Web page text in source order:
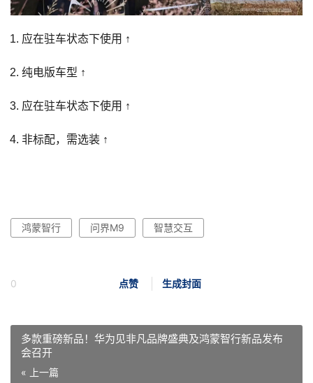
应在驻车状态下使用 ↑
纯电版车型 ↑
应在驻车状态下使用 ↑
非标配，需选装 ↑
鸿蒙智行 问界M9 智慧交互
点赞 生成封面
0
多款重磅新品！华为见非凡品牌盛典及鸿蒙智行新品发布
会召开
« 上一篇